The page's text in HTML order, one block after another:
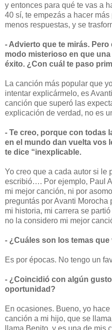
y entonces para qué te vas a
40 sí, te empezás a hacer
menos respuestas, y se
- Advierto que te mirás.
modo misterioso en que
éxito. ¿Con cuál te paso
La canción más popular que
intentar explicármelo, es
canción que superó las
explicación de verdad, no es
- Te creo, porque con todas
en el mundo dan vuelta vos
te dice “inexplicable.
Yo creo que a cada autor si le
escribió…. Por ejemplo, Paul
mi mejor canción, ni por
preguntás por Avanti
mi historia, mi carrera se
no la considero mi mejor
- ¿Cuáles son los temas que
Es por épocas. No tengo un
- ¿Coincidió con algún
oportunidad?
En ocasiones. Bueno, yo
canción a mi hijo, que se
llama Benito, y es una de mis